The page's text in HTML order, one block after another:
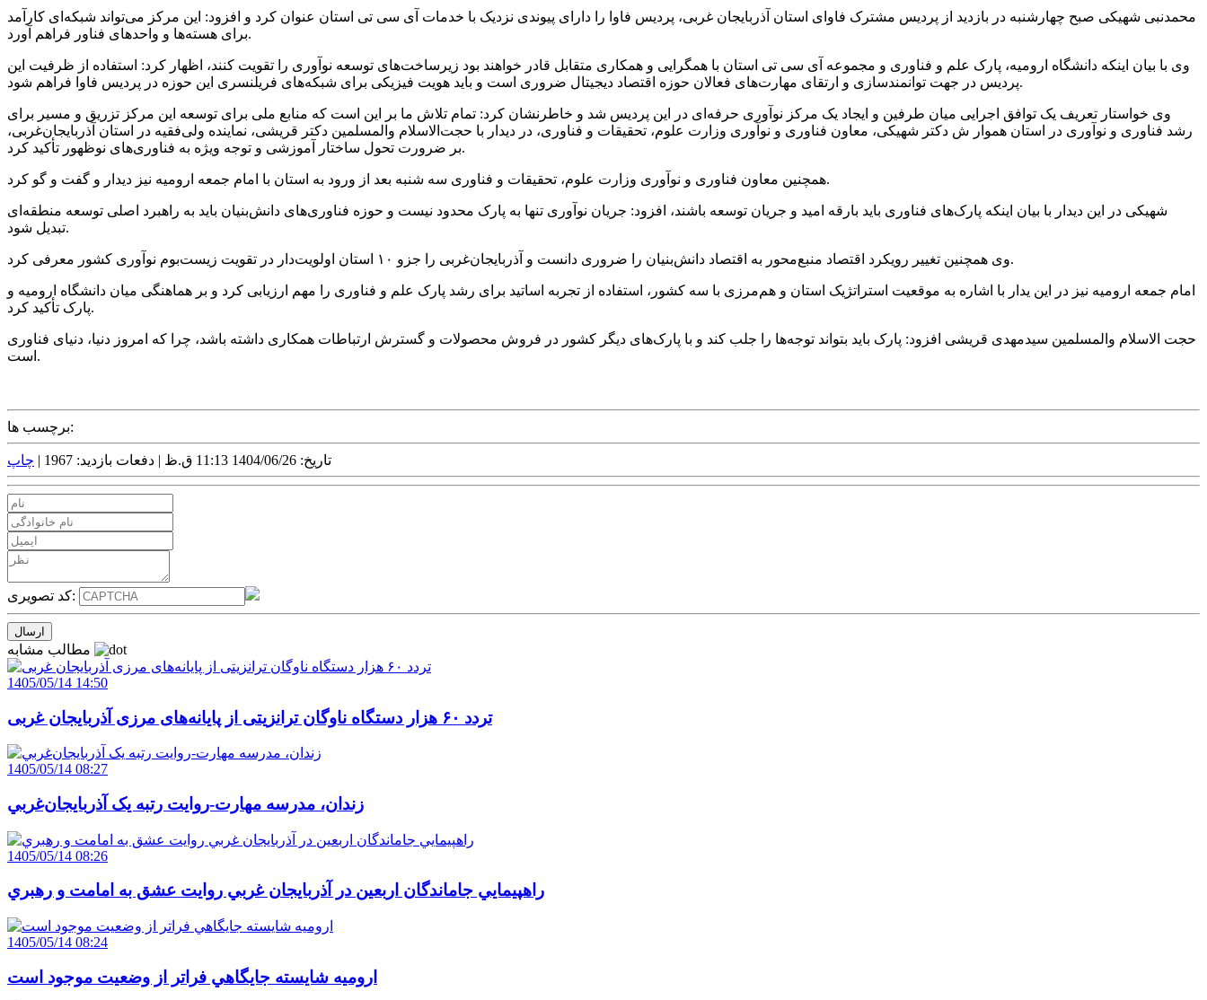
محمدنبی شهیکی صبح چهارشنبه در بازدید از پردیس مشترک فاوای استان آذربایجان غربی، پردیس فاوا را دارای پیوندی نزدیک با خدمات آی سی تی استان عنوان کرد و افزود: این مرکز می‌تواند شبکه‌ای کارآمد
برای هسته‌ها و واحدهای فناور فراهم آورد.
وی با بیان اینکه دانشگاه ارومیه، پارک علم و فناوری و مجموعه آی سی تی استان با همگرایی و همکاری متقابل قادر خواهند بود زیرساخت‌های توسعه نوآوری را تقویت کنند، اظهار کرد: استفاده از ظرفیت این
پردیس در جهت توانمندسازی و ارتقای مهارت‌های فعالان حوزه اقتصاد دیجیتال ضروری است و باید هویت فیزیکی برای شبکه‌های فریلنسری این حوزه در پردیس فاوا فراهم شود.
وی خواستار تعریف یک توافق اجرایی میان طرفین و ایجاد یک مرکز نوآوری حرفه‌ای در این پردیس شد و خاطرنشان کرد: تمام تلاش ما بر این است که منابع ملی برای توسعه این مرکز تزریق و مسیر برای
رشد فناوری و نوآوری در استان هموار ش دکتر شهیکی، معاون فناوری و نوآوری وزارت علوم، تحقیقات و فناوری، در دیدار با حجت‌الاسلام والمسلمین دکتر قریشی، نماینده ولی‌فقیه در استان آذربایجان‌غربی،
بر ضرورت تحول ساختار آموزشی و توجه ویژه به فناوری‌های نوظهور تأکید کرد.
همچنین معاون فناوری و نوآوری وزارت علوم، تحقیقات و فناوری سه شنبه بعد از ورود به استان با امام جمعه ارومیه نیز دیدار و گفت و گو کرد.
شهیکی در این دیدار با بیان اینکه پارک‌های فناوری باید بارقه امید و جریان توسعه باشند، افزود: جریان نوآوری تنها به پارک محدود نیست و حوزه فناوری‌های دانش‌بنیان باید به راهبرد اصلی توسعه منطقه‌ای
تبدیل شود.
وی همچنین تغییر رویکرد اقتصاد منبع‌محور به اقتصاد دانش‌بنیان را ضروری دانست و آذربایجان‌غربی را جزو ۱۰ استان اولویت‌دار در تقویت زیست‌بوم نوآوری کشور معرفی کرد.
امام جمعه ارومیه نیز در این یدار با اشاره به موقعیت استراتژیک استان و هم‌مرزی با سه کشور، استفاده از تجربه اساتید برای رشد پارک علم و فناوری را مهم ارزیابی کرد و بر هماهنگی میان دانشگاه ارومیه و
پارک تأکید کرد.
حجت الاسلام والمسلمین سیدمهدی قریشی افزود: پارک باید بتواند توجه‌ها را جلب کند و با پارک‌های دیگر کشور در فروش محصولات و گسترش ارتباطات همکاری داشته باشد، چرا که امروز دنیا، دنیای فناوری
است.
برچسب ها:
تاریخ: 1404/06/26 11:13 ق.ظ | دفعات بازدید: 1967 | چاپ
کد تصویری:
1405/05/14 14:50
تردد ۶۰ هزار دستگاه ناوگان ترانزیتی از پایانه‌های مرزی آذربایجان ‌غربی
1405/05/14 08:27
زندان، مدرسه مهارت-روايت رتبه يک آذربايجان‌غربي
1405/05/14 08:26
راهپيمايي جاماندگان اربعين در آذربايجان غربي روايت عشق به امامت و رهبري
1405/05/14 08:24
اروميه شايسته جايگاهي فراتر از وضعيت موجود است